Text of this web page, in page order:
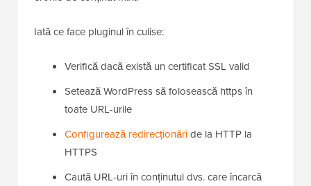
Iată ce face pluginul în culise:
Verifică dacă există un certificat SSL valid
Setează WordPress să folosească https în
toate URL-urile
Configurează redirecționăride la HTTP la
HTTPS
Caută URL-uri în conținutul dvs. care încarcă